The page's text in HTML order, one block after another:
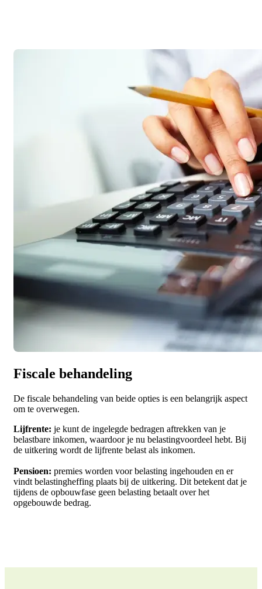
Fiscale behandeling
De fiscale behandeling van beide opties is een belangrijk aspect
om te overwegen.
Lijfrente: je kunt de ingelegde bedragen aftrekken van je
belastbare inkomen, waardoor je nu belastingvoordeel hebt. Bij
de uitkering wordt de lijfrente belast als inkomen.
Pensioen: premies worden voor belasting ingehouden en er
vindt belastingheffing plaats bij de uitkering. Dit betekent dat je
tijdens de opbouwfase geen belasting betaalt over het
opgebouwde bedrag.